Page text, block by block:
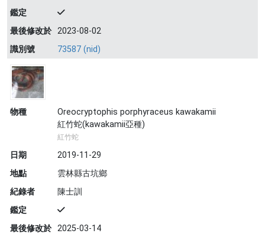
鑑定
最後修改於 2023-08-02
識別號
73587 (nid)
物種
Oreocryptophis porphyraceus kawakamii
紅竹蛇(kawakamii亞種)
紅竹蛇
日期
2019-11-29
地點
雲林縣古坑鄉
紀錄者
陳士訓
鑑定
最後修改於 2025-03-14